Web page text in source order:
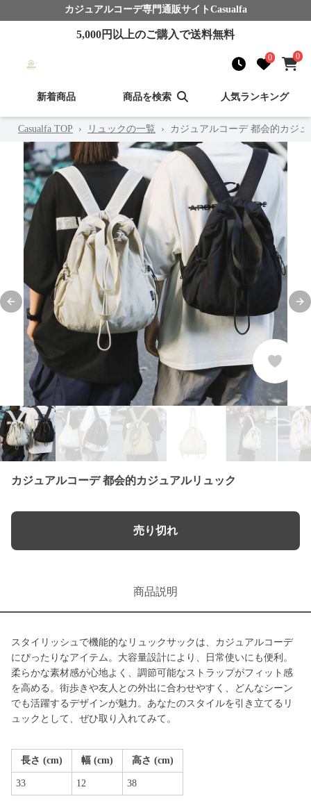
カジュアルコーデ専門通販サイト Casualfa
5,000円以上のご購入で送料無料
0 0
新着商品 商品を検索 人気ランキング
Casualfa TOP › リュックの一覧 › カジュアルコーデ 都会的カジ
Previous slide
カジュアルコーデ 都会的カジュアルリュック
売り切れ
商品説明
スタイリッシュで機能的なリュックサックは、カジュアルコーデ
にぴったりなアイテム。大容量設計により、日常使いにも便利。
柔らかな素材感が心地よく、調節可能なストラップがフィット感
を高める。街歩きや友人との外出に合わせやすく、どんなシーン
でも活躍するデザインが魅力。あなたのスタイルを引き立てるリ
ュックとして、ぜひ取り入れてみて。
長さ (cm) 幅 (cm) 高さ (cm)
33 12 38